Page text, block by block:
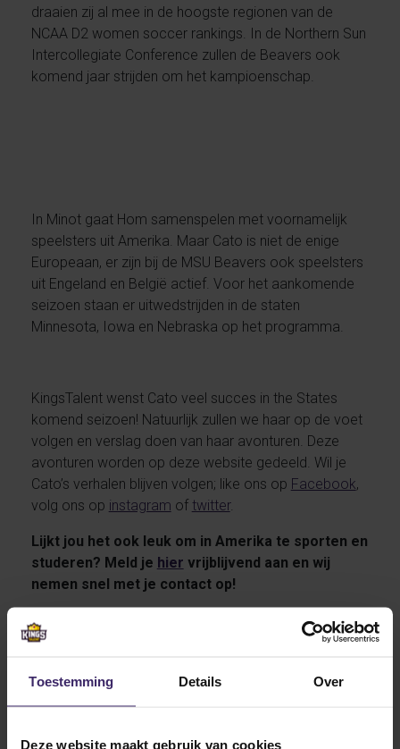
Toestemming Details Over
Deze website maakt gebruik van cookies
draaien zij al mee in de hoogste regionen van de
NCAA D2 women soccer rankings. In de Northern Sun
Intercollegiate Conference zullen de Beavers ook
komend jaar strijden om het kampioenschap.
In Minot gaat Hom samenspelen met voornamelijk
speelsters uit Amerika. Maar Cato is niet de enige
Europeaan, er zijn bij de MSU Beavers ook speelsters
uit Engeland en België actief. Voor het aankomende
seizoen staan er uitwedstrijden in de staten
Minnesota, Iowa en Nebraska op het programma.
KingsTalent wenst Cato veel succes in the States
komend seizoen! Natuurlijk zullen we haar op de voet
volgen en verslag doen van haar avonturen. Deze
avonturen worden op deze website gedeeld. Wil je
Cato’s verhalen blijven volgen; like ons op Facebook,
volg ons op instagram of twitter.
Lijkt jou het ook leuk om in Amerika te sporten en
studeren? Meld je hier vrijblijvend aan en wij
nemen snel met je contact op!
Other articles from Cato